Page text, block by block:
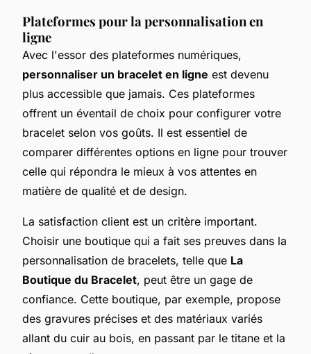
Plateformes pour la personnalisation en
ligne
Avec l'essor des plateformes numériques,
personnaliser un bracelet en ligne est devenu
plus accessible que jamais. Ces plateformes
offrent un éventail de choix pour configurer votre
bracelet selon vos goûts. Il est essentiel de
comparer différentes options en ligne pour trouver
celle qui répondra le mieux à vos attentes en
matière de qualité et de design.
La satisfaction client est un critère important.
Choisir une boutique qui a fait ses preuves dans la
personnalisation de bracelets, telle que La
Boutique du Bracelet, peut être un gage de
confiance. Cette boutique, par exemple, propose
des gravures précises et des matériaux variés
allant du cuir au bois, en passant par le titane et la